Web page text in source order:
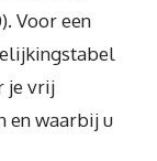
Voor een
je vrij
en waarbij u